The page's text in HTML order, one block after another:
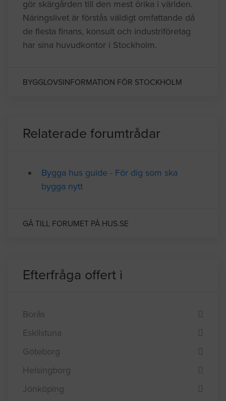
huvudstad med ca 818000 invånare. I
kommunen östligaste delar finns Stockholms
skärgård med upp till 30000 olika öar vilket
gör skärgården till den mest örika i världen.
har sina huvudkontor i Stockholm.
Relaterade forumtrådar
bygga nytt
Efterfråga offert i
Borås
Eskilstuna
Göteborg